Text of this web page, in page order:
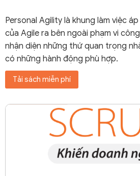
Personal Agility là khung làm việc
của Agile ra bên ngoài phạm vi
nhận diện những thứ quan trọng
có những hành động phù hợp.
Tải sách miễn phí